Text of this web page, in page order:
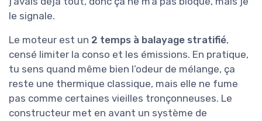
le signale.
Le moteur est un 2 temps à balayage stratifié,
censé limiter la conso et les émissions. En pratique,
tu sens quand même bien l’odeur de mélange, ça
reste une thermique classique, mais elle ne fume
pas comme certaines vieilles tronçonneuses. Le
constructeur met en avant un système de